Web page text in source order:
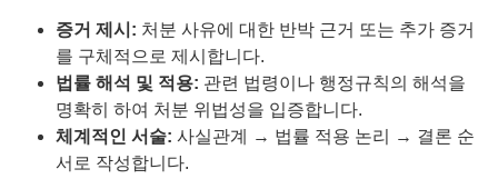
증거 제시: 처분 사유에 대한 반박 근거 또는 추가 증거
를 구체적으로 제시합니다.
법률 해석 및 적용: 관련 법령이나 행정규칙의 해석을
명확히 하여 처분 위법성을 입증합니다.
체계적인 서술: 사실관계 → 법률 적용 논리 → 결론 순
서로 작성합니다.